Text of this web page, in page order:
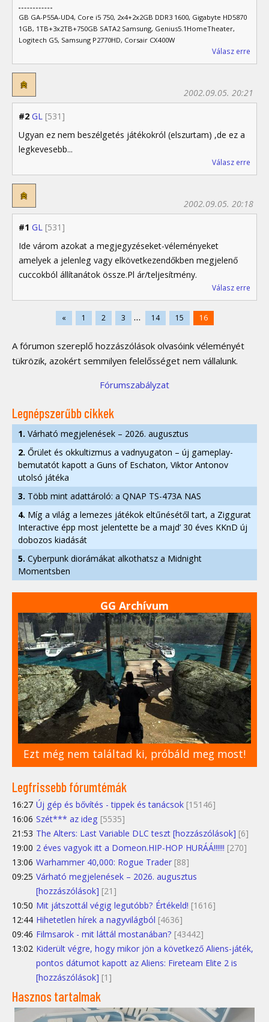
GB GA-P55A-UD4, Core i5 750, 2x4+2x2GB DDR3 1600, Gigabyte HD5870
1GB, 1TB+3x2TB+750GB SATA2 Samsung, Genius5.1HomeTheater,
Logitech G5, Samsung P2770HD, Corsair CX400W
Válasz erre
#2 GL [531]
2002.09.05. 20:21
Ugyan ez nem beszélgetés játékokról (elszurtam) ,de ez a
legkevesebb...
Válasz erre
#1 GL [531]
2002.09.05. 20:18
Ide várom azokat a megjegyzéseket-véleményeket
amelyek a jelenleg vagy elkövetkezendőkben megjelenő
cuccokból állítanátok össze.Pl ár/teljesítmény.
Válasz erre
« 1 2 3 ... 14 15 16
A fórumon szereplő hozzászólások olvasóink véleményét
tükrözik, azokért semmilyen felelősséget nem vállalunk.
Fórumszabályzat
Legnépszerűbb cikkek
1. Várható megjelenések – 2026. augusztus
2. Őrület és okkultizmus a vadnyugaton – új gameplay-
bemutatót kapott a Guns of Eschaton, Viktor Antonov
utolsó játéka
3. Több mint adattároló: a QNAP TS-473A NAS
4. Míg a világ a lemezes játékok eltűnésétől tart, a Ziggurat
Interactive épp most jelentette be a majd’ 30 éves KKnD új
dobozos kiadását
5. Cyberpunk diorámákat alkothatsz a Midnight
Momentsben
GG Archívum
Ezt még nem találtad ki, próbáld meg most!
Legfrissebb fórumtémák
16:27 Új gép és bővítés - tippek és tanácsok [15146]
16:06 Szét*** az ideg [5535]
21:53 The Alters: Last Variable DLC teszt [hozzászólások] [6]
19:00 2 éves vagyok itt a Domeon.HIP-HOP HURÁÁ!!!!!! [270]
13:06 Warhammer 40,000: Rogue Trader [88]
09:25 Várható megjelenések – 2026. augusztus
[hozzászólások] [21]
10:50 Mit játszottál végig legutóbb? Értékeld! [1616]
12:44 Hihetetlen hírek a nagyvilágból [4636]
09:46 Filmsarok - mit láttál mostanában? [43442]
13:02 Kiderült végre, hogy mikor jön a következő Aliens-játék,
pontos dátumot kapott az Aliens: Fireteam Elite 2 is
[hozzászólások] [1]
Hasznos tartalmak